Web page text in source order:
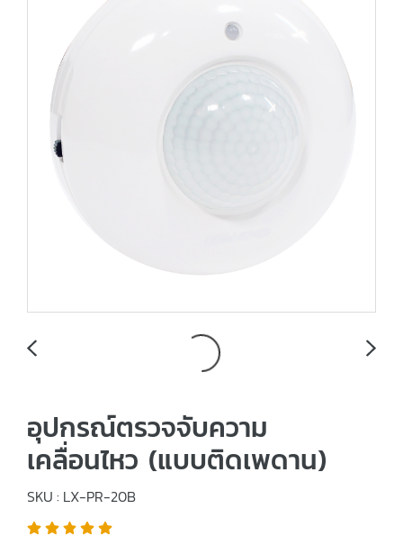
อุปกรณ์ตรวจจับความ
เคลื่อนไหว (แบบติดเพดาน)
SKU : LX-PR-20B